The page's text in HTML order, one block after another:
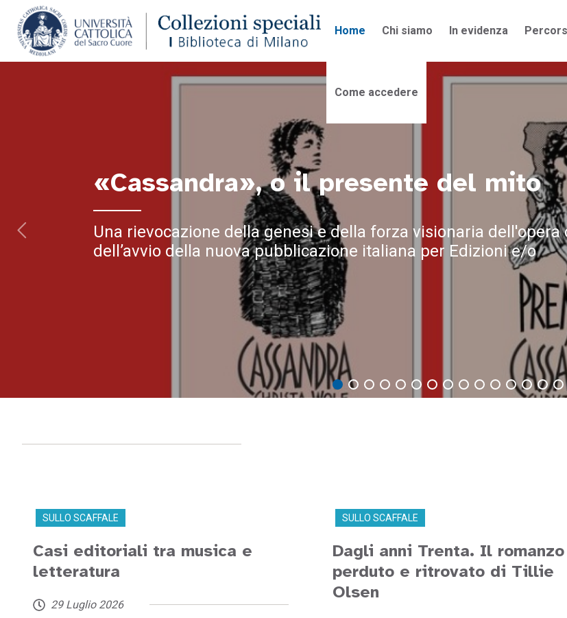
Home Chi siamo In evidenza
Come accedere
«Cassandra», o il presente del mito
Una rievocazione della genesi e della forza visionaria dell'opera
dell’avvio della nuova pubblicazione italiana per Edizioni e/o
SULLO SCAFFALE
Casi editoriali tra musica e
letteratura
29 Luglio 2026
SULLO SCAFFALE
Dagli anni Trenta. Il romanzo
perduto e ritrovato di Tillie
Olsen